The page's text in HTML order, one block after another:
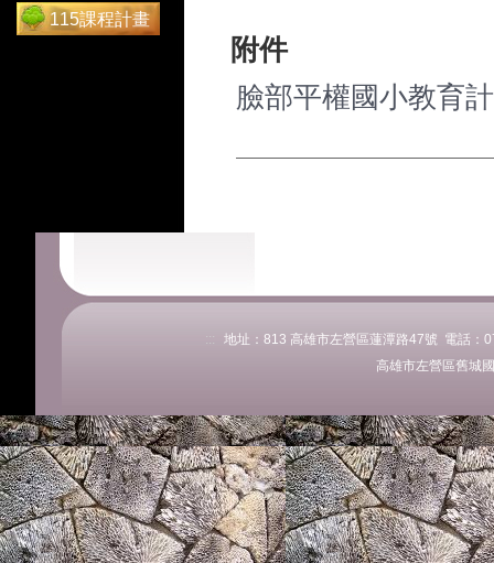
115課程計畫
附件
臉部平權國小教育
:::
地址：813 高雄市左營區蓮潭路47號 電話
高雄市左營區舊城